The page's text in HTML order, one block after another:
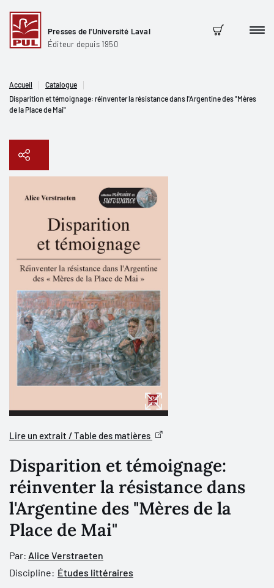
Presses de l'Université Laval
Éditeur depuis 1950
Panier
Accueil
Catalogue
Disparition et témoignage: réinventer la résistance dans l'Argentine des "Mères
de la Place de Mai"
Lire un extrait / Table des matières
Disparition et témoignage:
réinventer la résistance dans
l'Argentine des "Mères de la
Place de Mai"
Par: Alice Verstraeten
Discipline: Études littéraires